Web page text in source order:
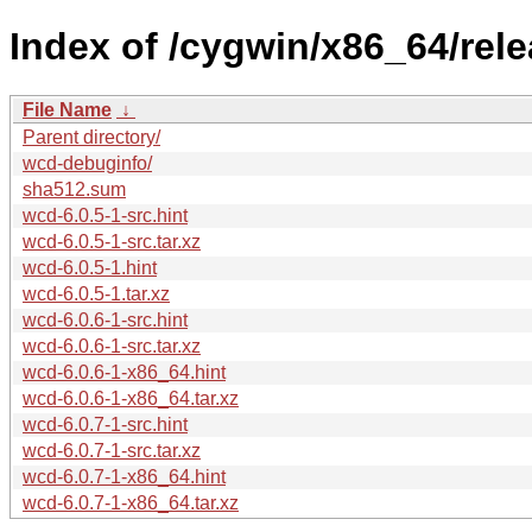
Index of /cygwin/x86_64/
File Name ↓
Parent directory/
wcd-debuginfo/
sha512.sum
wcd-6.0.5-1-src.hint
wcd-6.0.5-1-src.tar.xz
wcd-6.0.5-1.hint
wcd-6.0.5-1.tar.xz
wcd-6.0.6-1-src.hint
wcd-6.0.6-1-src.tar.xz
wcd-6.0.6-1-x86_64.hint
wcd-6.0.6-1-x86_64.tar.xz
wcd-6.0.7-1-src.hint
wcd-6.0.7-1-src.tar.xz
wcd-6.0.7-1-x86_64.hint
wcd-6.0.7-1-x86_64.tar.xz